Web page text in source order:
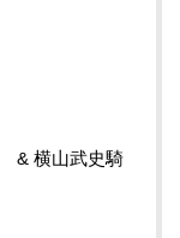
& 横山武史騎